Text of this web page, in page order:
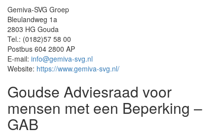
Gemiva-SVG Groep
Bleulandweg 1a
2803 HG Gouda
Tel.: (0182)57 58 00
Postbus 604 2800 AP
E-mail: info@gemiva-svg.nl
Website: https://www.gemiva-svg.nl/
Goudse Adviesraad voor
mensen met een Beperking –
GAB